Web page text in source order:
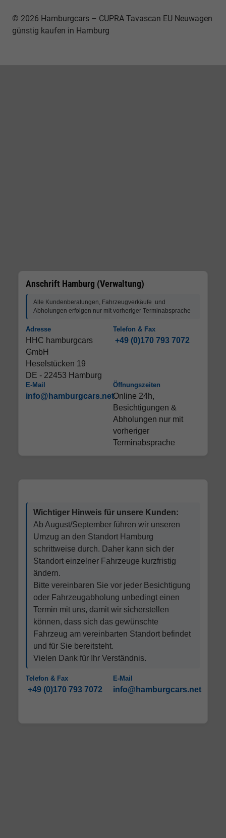
© 2026 Hamburgcars – CUPRA Tavascan EU Neuwagen
günstig kaufen in Hamburg
Anschrift Hamburg (Verwaltung)
Alle Kundenberatungen, Fahrzeugverkäufe und
Abholungen erfolgen nur mit vorheriger Terminabsprache
Adresse
HHC hamburgcars
GmbH
Heselstücken 19
DE - 22453 Hamburg
Telefon & Fax
+49 (0)170 793 7072
E-Mail
info@hamburgcars.net
Öffnungszeiten
Online 24h,
Besichtigungen &
Abholungen nur mit
vorheriger
Terminabsprache
Wichtiger Hinweis für unsere Kunden:
Ab August/September führen wir unseren
Umzug an den Standort Hamburg
schrittweise durch. Daher kann sich der
Standort einzelner Fahrzeuge kurzfristig
ändern.
Bitte vereinbaren Sie vor jeder Besichtigung
oder Fahrzeugabholung unbedingt einen
Termin mit uns, damit wir sicherstellen
können, dass sich das gewünschte
Fahrzeug am vereinbarten Standort befindet
und für Sie bereitsteht.
Vielen Dank für Ihr Verständnis.
Telefon & Fax
+49 (0)170 793 7072
E-Mail
info@hamburgcars.net